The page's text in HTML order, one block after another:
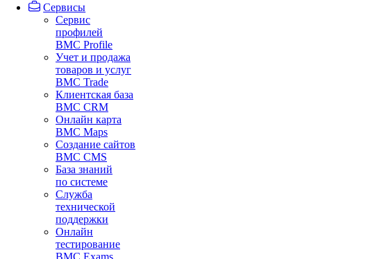
Сервисы
Сервис
профилей
BMC Profile
Учет и продажа
товаров и услуг
BMC Trade
Клиентская база
BMC CRM
Онлайн карта
BMC Maps
Создание сайтов
BMC CMS
База знаний
по системе
Служба
технической
поддержки
Онлайн
тестирование
BMC Exams